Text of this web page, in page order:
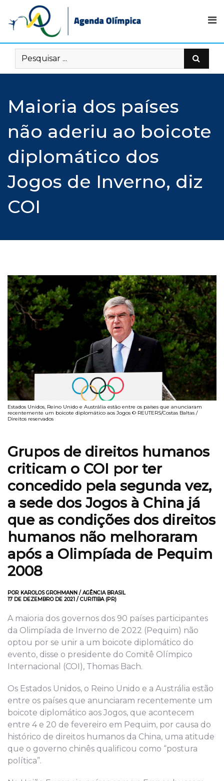
content
Maioria dos países
não aderiu ao boicote
diplomático dos
Jogos de Inverno, diz
COI
Estados Unidos, Reino Unido e Austrália estão entre os países que anunciaram
recentemente um boicote diplomático aos Jogos © REUTERS/Costas Baltas /
Direitos reservados
Grupos de direitos humanos
criticam o COI por ter
concedido pela segunda vez,
a sede dos Jogos à China já
que as condições dos direitos
humanos não melhoraram
após a Olimpíada de Pequim
2008
POR KAROLOS GROHMANN / AGÊNCIA BRASIL
17 DE DEZEMBRO DE 2021 / CURITIBA (PR)
A maioria dos governos dos 90 países participantes
da Olimpíada de Inverno de 2022 (Pequim) não
optou por se unir a um boicote diplomático do
evento, disse o presidente do Comitê Olímpico
Internacional (COI), Thomas Bach.
Os Estados Unidos, o Reino Unido e a Austrália estão
entre os países que anunciaram recentemente um
boicote diplomático aos Jogos, que acontecem
entre 4 e 20 de fevereiro em Pequim, por causa do
histórico de direitos humanos da China, uma atitude
que o governo chinês qualificou como “postura
política”.